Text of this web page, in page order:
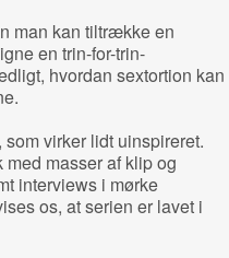
man kan tiltrække en
en trin-for-trin-
hvordan sextortion kan
virker lidt uinspireret.
masser af klip og
interviews i mørke
os, at serien er lavet i